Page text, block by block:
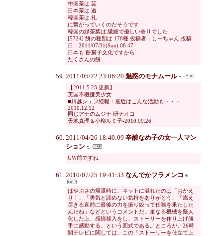
中国茶は 芸
日本茶は 道
韓国茶は 礼
に繋がっていくのだそうです
韓国の緑茶葉は 繊細で優しい香りでした
[5724] 餅の種類は 178種 投稿者：しーちゃん 投稿
日：2011/07/31(Sun) 08:47
日本も 餅菓子文化ですから
たくさんの餅
2011/05/22 23:06:20 魅惑のモナムール
【2011.5.23 更新】
英国不機嫌美少女
■川越シェフ続報：最近はこんな活動も・・・
2010.12.12
同じアナのムジナ 研ナオコ
天地真理＆小柳ルミ子-2010.09.26
2011/04/26 18:40:09 辛酸なめ子の女一人マン
ション
GW前ですね
2010/07/25 19:41:33 なんでかフラメンコ
はやぶさの帰還時に、ネットに溢れたのは「おかえ
り！」「勇気と諦めない気持をありがとう」「燃え
尽きる直前に最後の力を振り絞って任務を果たした
んだね」などというコメントだ。単なる機械を擬人
化した上、感情移入をし、ストーリーを作り上げ勝
手に感動する、という図式である。ところが、26時
間テレビに関しては、この「ストーリーを仕立て上